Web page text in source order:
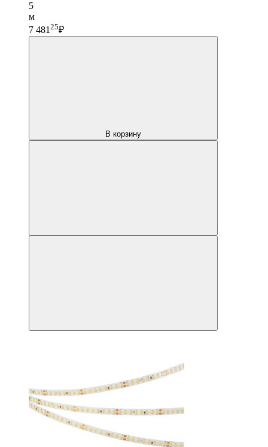
5
м
7 481 25₽
В корзину